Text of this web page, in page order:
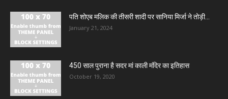
पति शोएब मलिक की तीसरी शादी पर सानिया मिर्जा ने तोड़ी...
January 21, 2024
450 साल पुराना है सदर मां काली मंदिर का इतिहास
October 19, 2020